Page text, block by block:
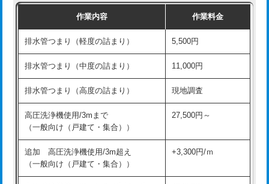
現場見積
※給水管工事は20mmまでの価格です。
持込商品取付（単水栓） 13,200円
持込商品取付（混合水栓） 16,500円
持込商品取付（浄水器・分岐水栓） 16,500円
給水管工事※（ホール加工) 16,500円
給水管工事※（バンド止め) 3,300円
給水管工事※（支持金具設置)
給水管工事※（保温材使用（バンド止
め込み）)
5,500円
作業内容 作業料金
排水管つまり（軽度の詰まり） 5,500円
排水管つまり（中度の詰まり） 11,000円
排水管つまり（高度の詰まり） 現地調査
高圧洗浄機使用/3mまで
（一般向け（戸建て・集合））
27,500円～
追加 高圧洗浄機使用/3m超え
（一般向け（戸建て・集合））
+3,300円/ｍ